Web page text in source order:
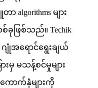
algorithms များ
ြစ်သည်။ Techik
ျုံအရောင်ရွေးချယ်
မှ မသန့်စင်မှုများ
ောက်နှံများကို